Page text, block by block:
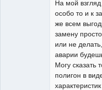
На мой
особо то и к
же всем
замену
или не
аварии
Могу сказать
полигон в